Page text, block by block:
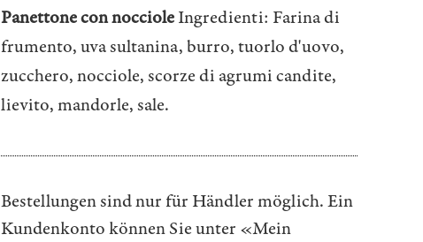
Panettone con noccioleIngredienti: Farina di
frumento, uva sultanina, burro, tuorlo d'uovo,
zucchero, nocciole, scorze di agrumi candite,
lievito, mandorle, sale.
Bestellungen sind nur für Händler möglich. Ein
Kundenkonto können Sie unter «Mein